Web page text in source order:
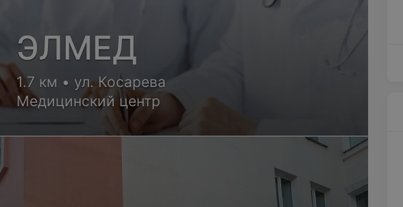
ЭЛМЕД
1.7 км • ул. Косарева
Медицинский центр